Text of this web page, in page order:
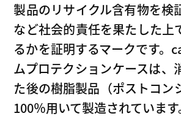
製品のリサイクル含有物を検
など社会的責任を果たした上
るかを証明するマークです。
ムプロテクションケースは、
た後の樹脂製品（ポストコン
100％用いて製造されています